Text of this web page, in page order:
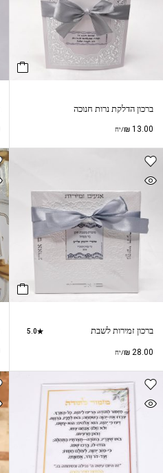
ברכון הדלקת נרות חנוכה
₪ 13.00 /יח
ברכון זמירות לשבת 5.0
₪ 28.00 /יח